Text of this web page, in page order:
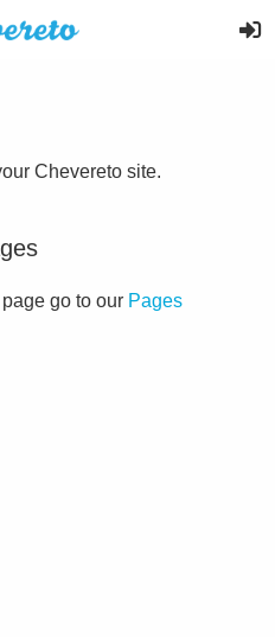
Chevereto site.
go to our Pages